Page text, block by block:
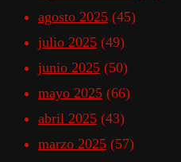
agosto 2025 (45)
julio 2025 (49)
junio 2025 (50)
mayo 2025 (66)
abril 2025 (43)
marzo 2025 (57)